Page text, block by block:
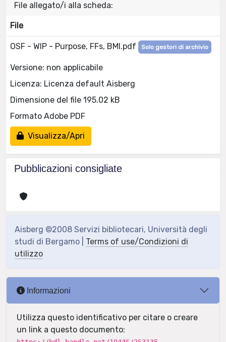
File allegato/i alla scheda:
File
OSF - WIP - Purpose, FFs, BMI.pdf Solo gestori di archivio
Versione: non applicabile
Licenza: Licenza default Aisberg
Dimensione del file 195.02 kB
Formato Adobe PDF
Visualizza/Apri
Pubblicazioni consigliate
Aisberg ©2008 Servizi bibliotecari, Università degli
studi di Bergamo | Terms of use/Condizioni di
utilizzo
Informazioni
Utilizza questo identificativo per citare o creare
un link a questo documento: